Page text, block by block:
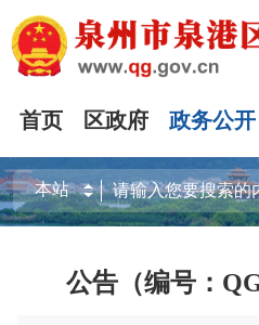
首页 区政府 政务公开
公告（编号：